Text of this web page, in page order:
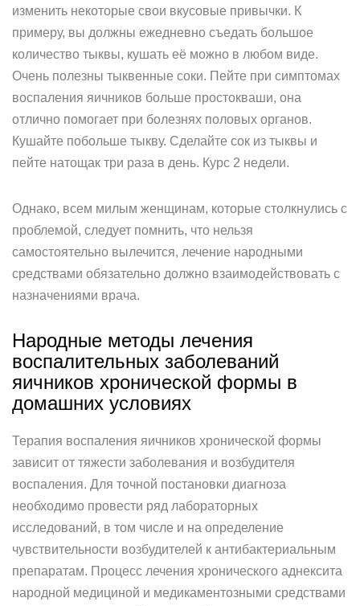
изменить некоторые свои вкусовые привычки. К
примеру, вы должны ежедневно съедать большое
количество тыквы, кушать её можно в любом виде.
Очень полезны тыквенные соки. Пейте при симптомах
воспаления яичников больше простокваши, она
отлично помогает при болезнях половых органов.
Кушайте побольше тыкву. Сделайте сок из тыквы и
пейте натощак три раза в день. Курс 2 недели.
Однако, всем милым женщинам, которые столкнулись с
проблемой, следует помнить, что нельзя
самостоятельно вылечится, лечение народными
средствами обязательно должно взаимодействовать с
назначениями врача.
Народные методы лечения
воспалительных заболеваний
яичников хронической формы в
домашних условиях
Терапия воспаления яичников хронической формы
зависит от тяжести заболевания и возбудителя
воспаления. Для точной постановки диагноза
необходимо провести ряд лабораторных
исследований, в том числе и на определение
чувствительности возбудителей к антибактериальным
препаратам. Процесс лечения хронического аднексита
народной медициной и медикаментозными средствами